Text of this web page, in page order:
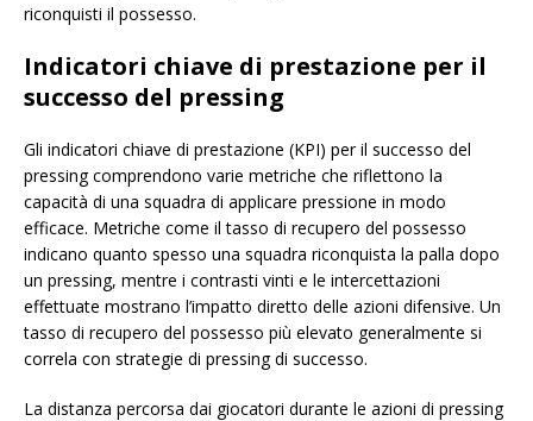
riconquisti il possesso.
Indicatori chiave di prestazione per il
successo del pressing
Gli indicatori chiave di prestazione (KPI) per il successo del
pressing comprendono varie metriche che riflettono la
capacità di una squadra di applicare pressione in modo
efficace. Metriche come il tasso di recupero del possesso
indicano quanto spesso una squadra riconquista la palla dopo
un pressing, mentre i contrasti vinti e le intercettazioni
effettuate mostrano l’impatto diretto delle azioni difensive. Un
tasso di recupero del possesso più elevato generalmente si
correla con strategie di pressing di successo.
La distanza percorsa dai giocatori durante le azioni di pressing